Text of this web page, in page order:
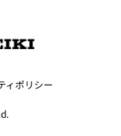
ィポリシー